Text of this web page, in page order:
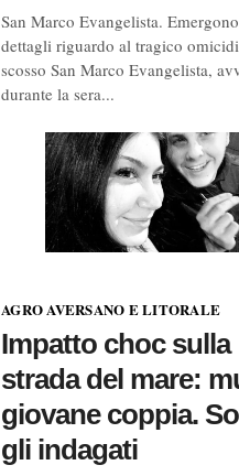
San Marco Evangelista.
dettagli riguardo al tragico
scosso San Marco Evangelista,
durante la sera...
AGRO AVERSANO E LITORALE
Impatto choc sulla
strada del mare:
giovane coppia.
gli indagati